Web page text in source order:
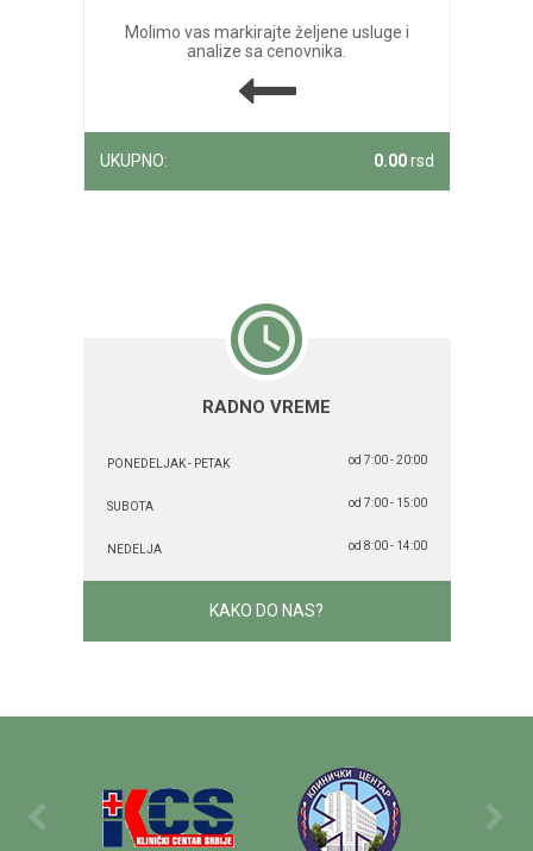
Molimo vas markirajte željene usluge i
analize sa cenovnika.
UKUPNO: 0.00rsd
RADNO VREME
PONEDELJAK - PETAK od 7:00 - 20:00
SUBOTA od 7:00 - 15:00
NEDELJA od 8:00 - 14:00
KAKO DO NAS?